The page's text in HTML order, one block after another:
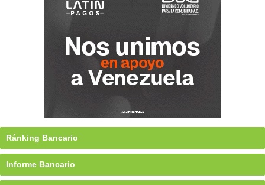
Ránking Bancario
Informe Bancario